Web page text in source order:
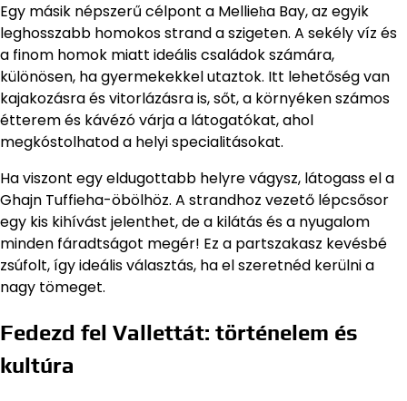
Egy másik népszerű célpont a Mellieħa Bay, az egyik
leghosszabb homokos strand a szigeten. A sekély víz és
a finom homok miatt ideális családok számára,
különösen, ha gyermekekkel utaztok. Itt lehetőség van
kajakozásra és vitorlázásra is, sőt, a környéken számos
étterem és kávézó várja a látogatókat, ahol
megkóstolhatod a helyi specialitásokat.
Ha viszont egy eldugottabb helyre vágysz, látogass el a
Ghajn Tuffieha-öbölhöz. A strandhoz vezető lépcsősor
egy kis kihívást jelenthet, de a kilátás és a nyugalom
minden fáradtságot megér! Ez a partszakasz kevésbé
zsúfolt, így ideális választás, ha el szeretnéd kerülni a
nagy tömeget.
Fedezd fel Vallettát: történelem és
kultúra